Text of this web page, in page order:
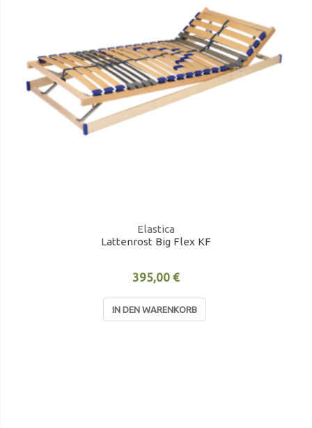
Elastica
Lattenrost Big Flex KF
395,00 €
IN DEN WARENKORB